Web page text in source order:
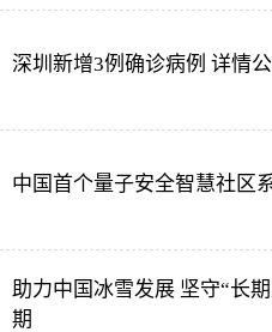
深圳新增3例确诊病例 详情
中国首个量子安全智慧社区
助力中国冰雪发展 坚守“长
期